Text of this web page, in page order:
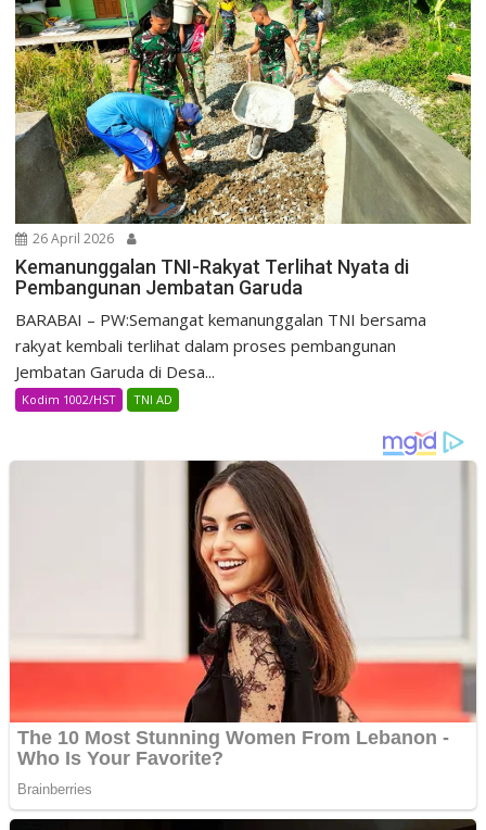
26 April 2026
Kemanunggalan TNI-Rakyat Terlihat Nyata di
Pembangunan Jembatan Garuda
BARABAI – PW:Semangat kemanunggalan TNI bersama
rakyat kembali terlihat dalam proses pembangunan
Jembatan Garuda di Desa...
Kodim 1002/HST TNI AD